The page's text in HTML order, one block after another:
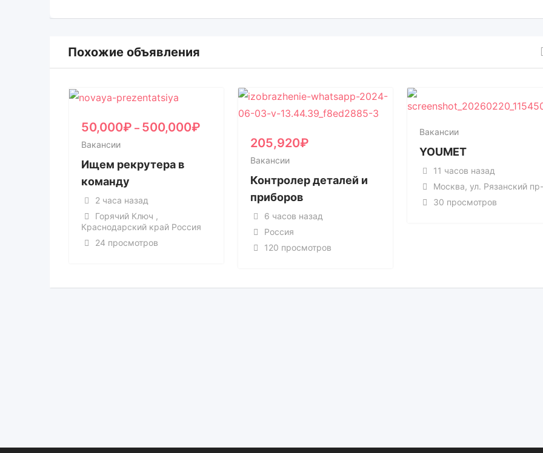
Похожие объявления
50,000₽ – 500,000₽
Вакансии
Ищем рекрутера в
команду
2 часа назад
Горячий Ключ ,
Краснодарский край Россия
24 просмотров
205,920₽
Вакансии
Контролер деталей и
приборов
6 часов назад
Россия
120 просмотров
Вакансии
YOUMET
11 часов назад
Москва, ул. Рязанский пр-
30 просмотров